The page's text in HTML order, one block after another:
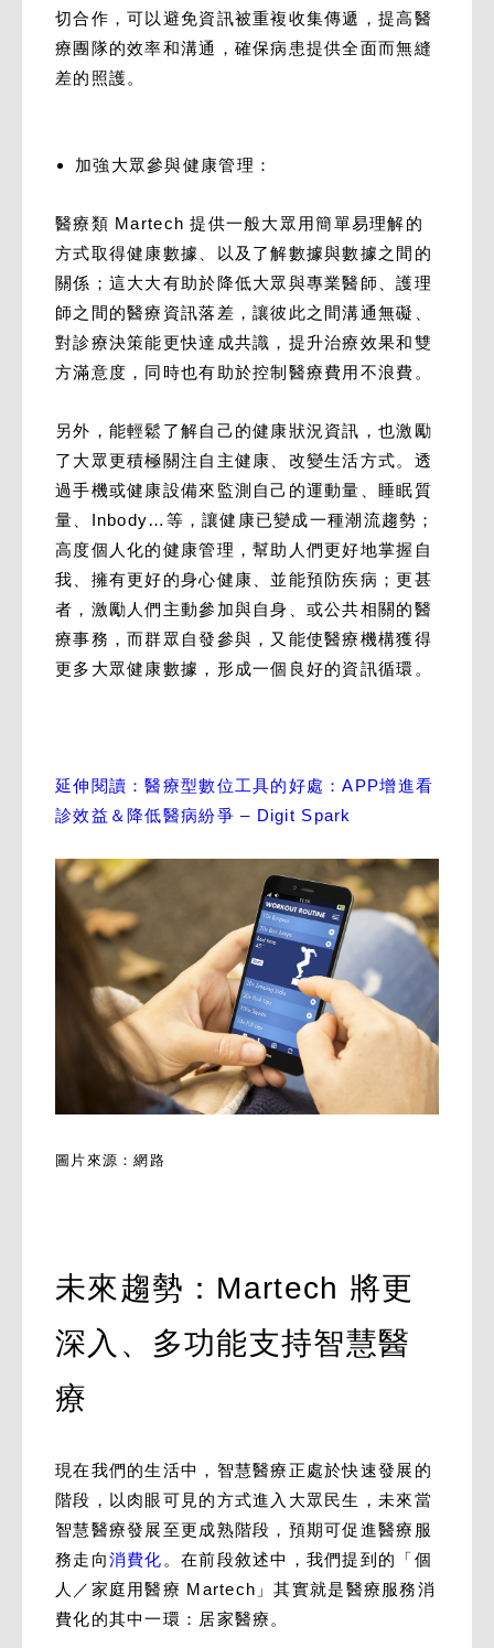
切合作，可以避免資訊被重複收集傳遞，提高醫
療團隊的效率和溝通，確保病患提供全面而無縫
差的照護。
加強大眾參與健康管理：
醫療類 Martech 提供一般大眾用簡單易理解的
方式取得健康數據、以及了解數據與數據之間的
關係；這大大有助於降低大眾與專業醫師、護理
師之間的醫療資訊落差，讓彼此之間溝通無礙、
對診療決策能更快達成共識，提升治療效果和雙
方滿意度，同時也有助於控制醫療費用不浪費。
另外，能輕鬆了解自己的健康狀況資訊，也激勵
了大眾更積極關注自主健康、改變生活方式。透
過手機或健康設備來監測自己的運動量、睡眠質
量、Inbody…等，讓健康已變成一種潮流趨勢；
高度個人化的健康管理，幫助人們更好地掌握自
我、擁有更好的身心健康、並能預防疾病；更甚
者，激勵人們主動參加與自身、或公共相關的醫
療事務，而群眾自發參與，又能使醫療機構獲得
更多大眾健康數據，形成一個良好的資訊循環。
延伸閱讀：醫療型數位工具的好處：APP增進看
診效益＆降低醫病紛爭 – Digit Spark
圖片來源：網路
未來趨勢：Martech 將更
深入、多功能支持智慧醫
療
現在我們的生活中，智慧醫療正處於快速發展的
階段，以肉眼可見的方式進入大眾民生，未來當
智慧醫療發展至更成熟階段，預期可促進醫療服
務走向消費化 。在前段敘述中，我們提到的「個
人／家庭用醫療 Martech」其實就是醫療服務消
費化的其中一環：居家醫療。